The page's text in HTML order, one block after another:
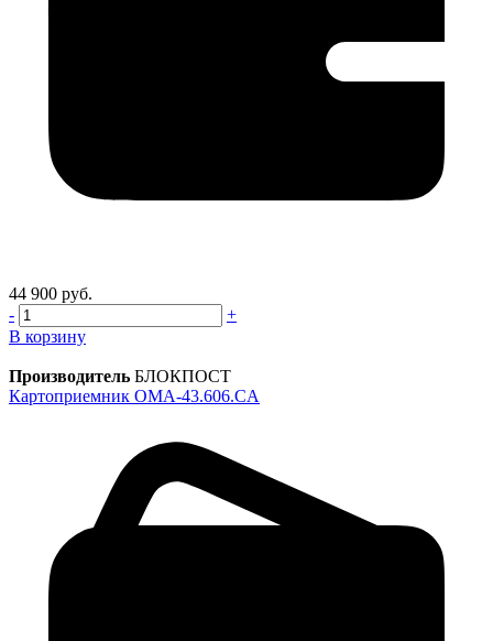
44 900 руб.
-
+
В корзину
Производитель БЛОКПОСТ
Картоприемник OMA-43.606.CA